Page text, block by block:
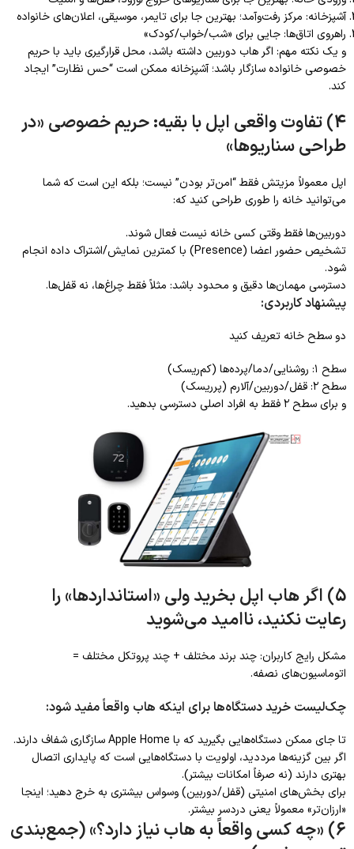
آشپزخانه: مرکز رفت‌وآمد؛ بهترین جا برای تایمر، موسیقی، اعلان‌های خانواده
راهروی اتاق‌ها: جایی برای «شب/خواب/کودک»
و یک نکته مهم: اگر هاب دوربین داشته باشد، محل قرارگیری باید با حریم
خصوصی خانواده سازگار باشد؛ آشپزخانه ممکن است “حس نظارت” ایجاد
کند.
4) تفاوت واقعی اپل با بقیه: حریم خصوصی «در
طراحی سناریوها»
اپل معمولاً مزیتش فقط “امن‌تر بودن” نیست؛ بلکه این است که شما
می‌توانید خانه را طوری طراحی کنید که:
دوربین‌ها فقط وقتی کسی خانه نیست فعال شوند.
تشخیص حضور اعضا (Presence) با کمترین نمایش/اشتراک داده انجام
شود.
دسترسی مهمان‌ها دقیق و محدود باشد: مثلاً فقط چراغ‌ها، نه قفل‌ها.
پیشنهاد کاربردی:
دو سطح خانه تعریف کنید
سطح ۱: روشنایی/دما/پرده‌ها (کم‌ریسک)
سطح ۲: قفل/دوربین/آلارم (پرریسک)
و برای سطح ۲ فقط به افراد اصلی دسترسی بدهید.
5) اگر هاب اپل بخرید ولی «استانداردها» را
رعایت نکنید، ناامید می‌شوید
مشکل رایج کاربران: چند برند مختلف + چند پروتکل مختلف =
اتوماسیون‌های نصفه.
چک‌لیست خرید دستگاه‌ها برای اینکه هاب واقعاً مفید شود:
تا جای ممکن دستگاه‌هایی بگیرید که با Apple Home سازگاری شفاف دارند.
اگر بین گزینه‌ها مرددید، اولویت با دستگاه‌هایی است که پایداری اتصال
بهتری دارند (نه صرفاً امکانات بیشتر).
برای بخش‌های امنیتی (قفل/دوربین) وسواس بیشتری به خرج دهید؛ اینجا
«ارزان‌تر» معمولاً یعنی دردسر بیشتر.
6) «چه کسی واقعاً به هاب نیاز دارد؟» (جمع‌بندی